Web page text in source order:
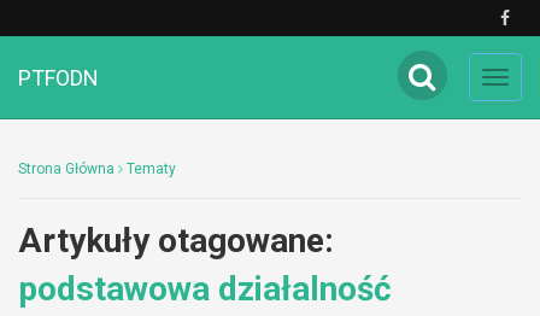
PTFODN
Strona Główna Tematy
Artykuły otagowane:
podstawowa działalność